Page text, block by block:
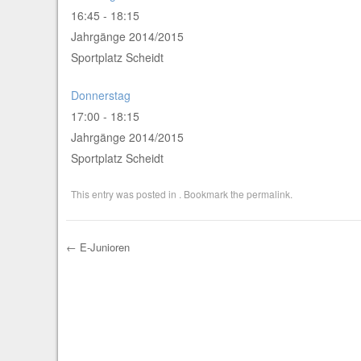
16:45 - 18:15
Jahrgänge 2014/2015
Sportplatz Scheidt
Donnerstag
17:00 - 18:15
Jahrgänge 2014/2015
Sportplatz Scheidt
This entry was posted in . Bookmark the permalink
← E-Junioren